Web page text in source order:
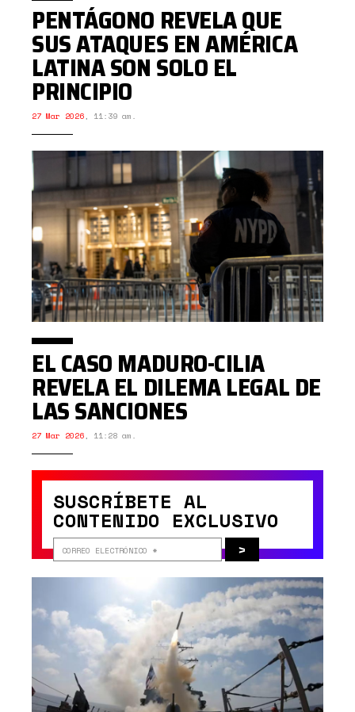
PENTÁGONO REVELA QUE
SUS ATAQUES EN AMÉRICA
LATINA SON SOLO EL
PRINCIPIO
27 Mar 2026, 11:39 am.
SUSCRÍBETE AL
CONTENIDO EXCLUSIVO
>
EL CASO MADURO-CILIA
REVELA EL DILEMA LEGAL DE
LAS SANCIONES
27 Mar 2026, 11:28 am.